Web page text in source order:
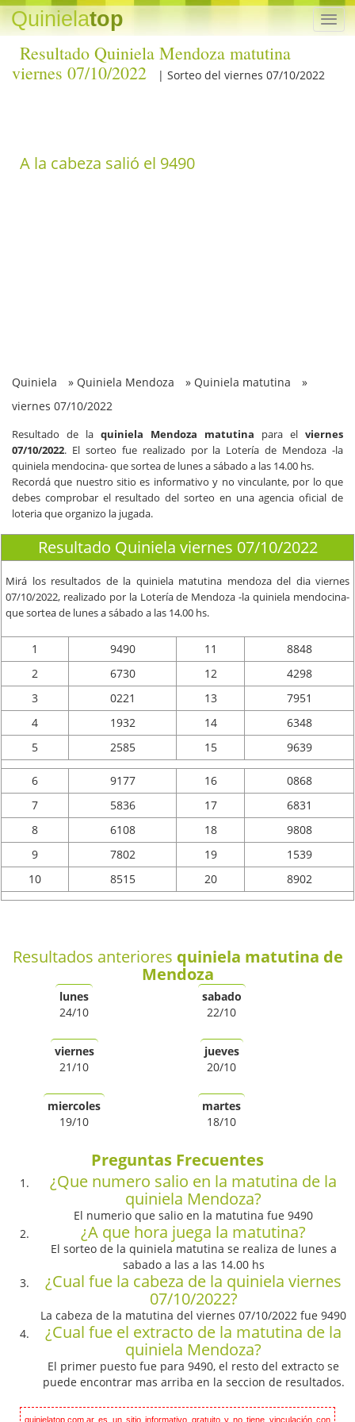
Quinielatop
Resultado Quiniela Mendoza matutina
viernes 07/10/2022
| Sorteo del viernes 07/10/2022
A la cabeza salió el 9490
Quiniela » Quiniela Mendoza » Quiniela matutina
»
viernes 07/10/2022
Resultado de la quiniela Mendoza matutina para el viernes
07/10/2022. El sorteo fue realizado por la Lotería de Mendoza -la
quiniela mendocina- que sortea de lunes a sábado a las 14.00 hs.
Recordá que nuestro sitio es informativo y no vinculante, por lo que
debes comprobar el resultado del sorteo en una agencia oficial de
loteria que organizo la jugada.
Resultado Quiniela viernes 07/10/2022
Mirá los resultados de la quiniela matutina mendoza del dia viernes
07/10/2022, realizado por la Lotería de Mendoza -la quiniela mendocina-
que sortea de lunes a sábado a las 14.00 hs.
1 9490 11
8848
2
6730 12
4298
3
0221 13
7951
4
1932 14
6348
5
2585 15 9639
6 9177 16
0868
7
5836 17
6831
8
6108 18
9808
9
7802 19
1539
10
8515 20 8902
Resultados anteriores quiniela matutina de
Mendoza
lunes
24/10
sabado
22/10
viernes
21/10
jueves
20/10
miercoles
19/10
martes
18/10
Preguntas Frecuentes
¿Que numero salio en la matutina de la
quiniela Mendoza?
El numerio que salio en la matutina fue 9490
¿A que hora juega la matutina?
El sorteo de la quiniela matutina se realiza de lunes a
sabado a las a las 14.00 hs
¿Cual fue la cabeza de la quiniela viernes
07/10/2022?
La cabeza de la matutina del viernes 07/10/2022 fue 9490
¿Cual fue el extracto de la matutina de la
quiniela Mendoza?
El primer puesto fue para 9490, el resto del extracto se
puede encontrar mas arriba en la seccion de resultados.
quinielatop.com.ar es un sitio informativo gratuito y no tiene vinculación con